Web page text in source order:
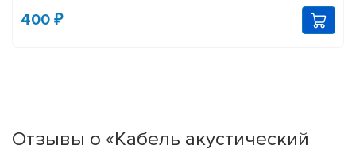
400 ₽
Отзывы о «Кабель акустический